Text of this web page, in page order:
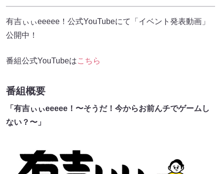
有吉ぃぃeeeee！公式YouTubeにて「イベント発表動画」
公開中！
番組公式YouTubeはこちら
番組概要
「有吉ぃぃeeeee！〜そうだ！今からお前んチでゲームし
ない？〜」